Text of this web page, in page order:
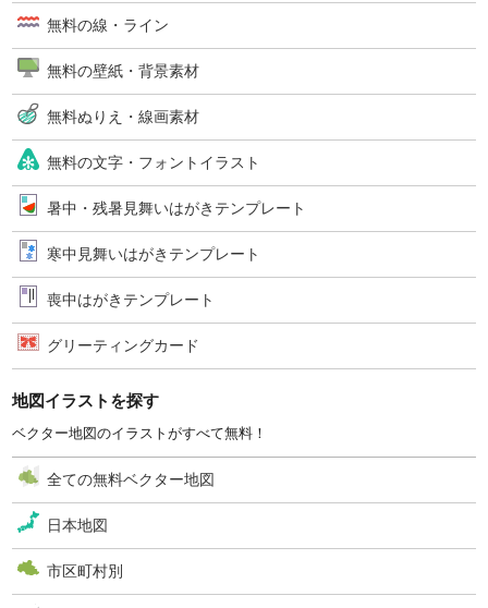
無料の線・ライン
無料の壁紙・背景素材
無料ぬりえ・線画素材
無料の文字・フォントイラスト
暑中・残暑見舞いはがきテンプレート
寒中見舞いはがきテンプレート
喪中はがきテンプレート
グリーティングカード
地図イラストを探す
ベクター地図のイラストがすべて無料！
全ての無料ベクター地図
日本地図
市区町村別